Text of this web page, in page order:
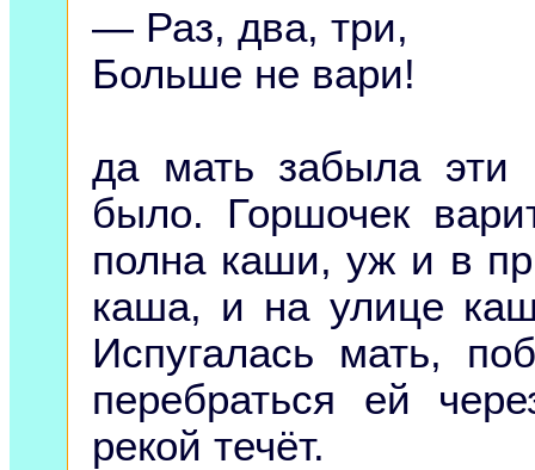
— Раз, два, три,
Больше не вари!
да мать забыла эти
было. Горшочек
полна каши, уж и в
каша, и на улице
Испугалась мать,
перебраться ей
рекой течёт.